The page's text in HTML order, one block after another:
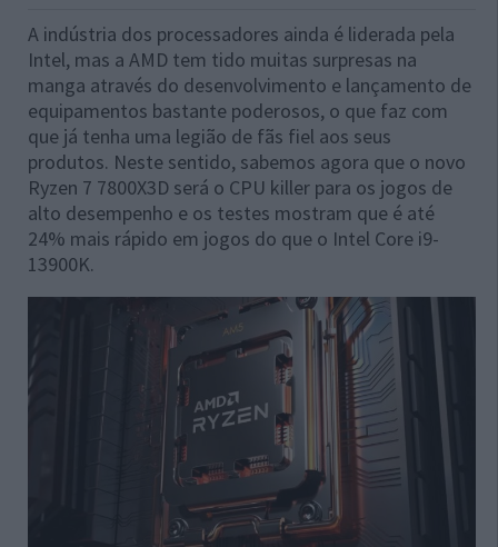
A indústria dos processadores ainda é liderada pela
Intel, mas a AMD tem tido muitas surpresas na
manga através do desenvolvimento e lançamento de
equipamentos bastante poderosos, o que faz com
que já tenha uma legião de fãs fiel aos seus
produtos. Neste sentido, sabemos agora que o novo
Ryzen 7 7800X3D será o CPU killer para os jogos de
alto desempenho e os testes mostram que é até
24% mais rápido em jogos do que o Intel Core i9-
13900K.